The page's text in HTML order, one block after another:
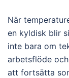
När
en kyldisk blir
inte bara om
arbetsflöde
att fortsätta